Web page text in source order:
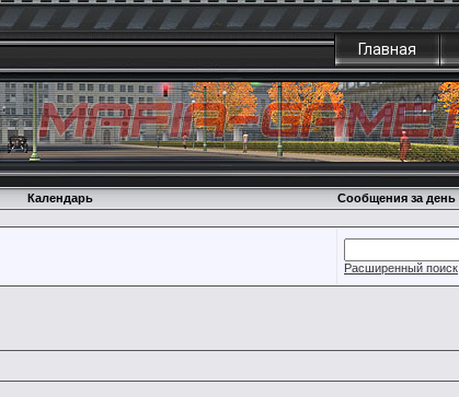
Главная
Календарь Сообщения за день
Расширенный поиск